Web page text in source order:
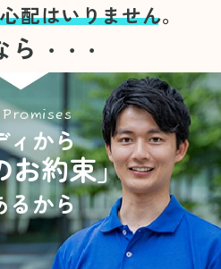
心配はいりません。
ら ・・・
ィから
お約束」
るから